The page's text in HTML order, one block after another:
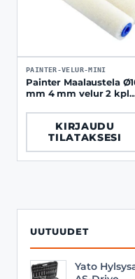
UUTUUDET
Yato
PAINTER-VELUR-MINI
Painter Maalaustela
mm 4 mm velur 2 kpl
KIRJAUDU
TILATAKSESI